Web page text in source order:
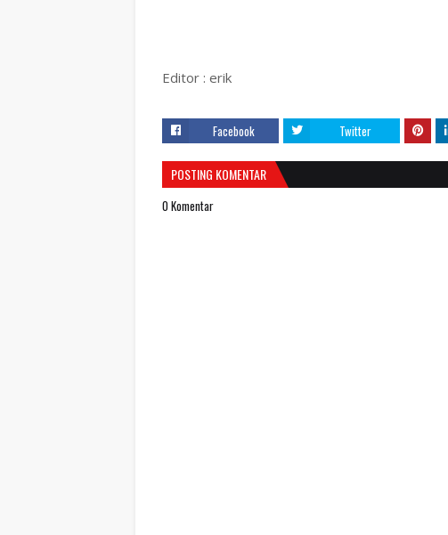
Editor : erik
Facebook Twitter
POSTING KOMENTAR
0 Komentar